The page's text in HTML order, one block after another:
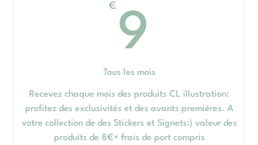
€
9
Tous les mois
Recevez chaque mois des produits CL illustration:
profitez des exclusivités et des avants premières. A
votre collection de des Stickers et Signets:) valeur des
produits de 8€+ frais de port compris